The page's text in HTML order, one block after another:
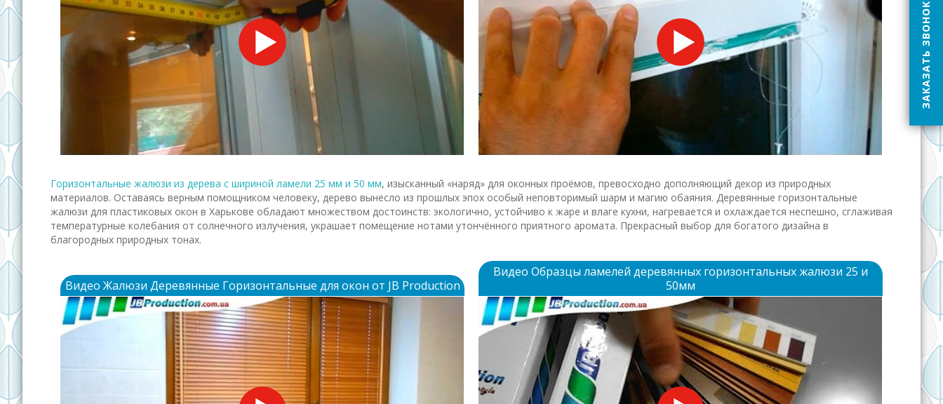
ЗАКАЗАТЬ ЗВОНОК
Горизонтальные жалюзи из дерева с шириной ламели 25 мм и 50 мм, изысканный «наряд» для оконных проёмов, превосходно дополняющий декор из природных
материалов. Оставаясь верным помощником человеку, дерево вынесло из прошлых эпох особый неповторимый шарм и магию обаяния. Деревянные горизонтальные
жалюзи для пластиковых окон в Харькове обладают множеством достоинств: экологично, устойчиво к жаре и влаге кухни, нагревается и охлаждается неспешно, сглаживая
температурные колебания от солнечного излучения, украшает помещение нотами утончённого приятного аромата. Прекрасный выбор для богатого дизайна в
благородных природных тонах.
Видео Жалюзи Деревянные Горизонтальные для окон от JB Production
Видео Образцы ламелей деревянных горизонтальных жалюзи 25 и
50мм